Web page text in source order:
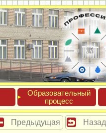
Обра­зова­тель­ный
про­цесс
Предыдущая Назад